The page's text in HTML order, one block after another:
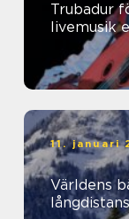
Trubadur
livemusik
11. januari
Världens